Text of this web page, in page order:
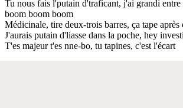
Tu nous fais l'putain d'traficant, j'ai grandi entre
boom boom boom
Médicinale, tire deux-trois barres, ça tape après
J'aurais putain d'liasse dans la poche, hey
T'es majeur t'es nne-bo, tu tapines, c'est l'écart